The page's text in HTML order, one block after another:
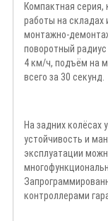
Компактная серия,
работы на складах
монтажно-
поворотный
4 км/ч, подъём на
всего за 30 секунд.
На задних колёсах
устойчивость и
эксплуатации
контроллерами